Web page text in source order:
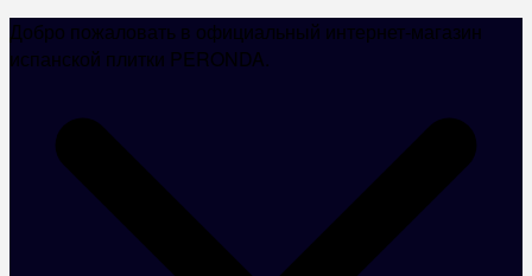
Добро пожаловать в официальный интернет-магазин
испанской плитки PERONDA.